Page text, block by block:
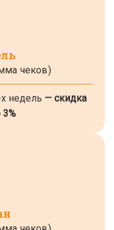
чеков)
недель — скидка
3%